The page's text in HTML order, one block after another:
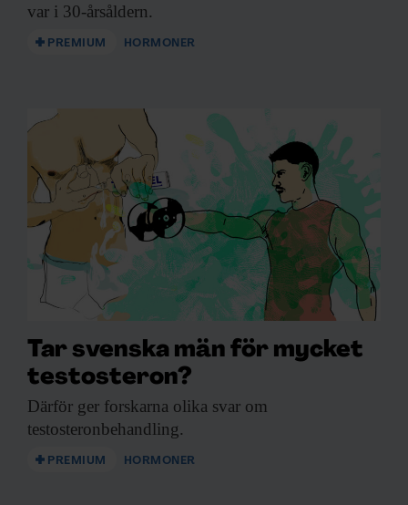
var i 30-årsåldern.
PREMIUM HORMONER
Tar svenska män för mycket
testosteron?
Därför ger forskarna olika svar om
testosteronbehandling.
PREMIUM HORMONER